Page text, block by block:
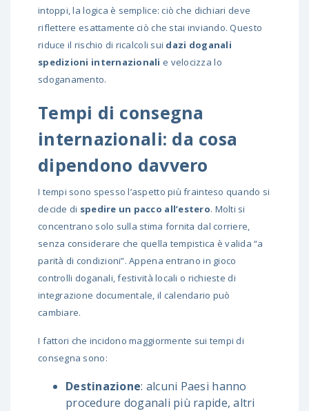
intoppi, la logica è semplice: ciò che dichiari deve
riflettere esattamente ciò che stai inviando. Questo
riduce il rischio di ricalcoli sui dazi doganali
spedizioni internazionali e velocizza lo
sdoganamento.
Tempi di consegna
internazionali: da cosa
dipendono davvero
I tempi sono spesso l’aspetto più frainteso quando si
decide di spedire un pacco all’estero. Molti si
concentrano solo sulla stima fornita dal corriere,
senza considerare che quella tempistica è valida “a
parità di condizioni”. Appena entrano in gioco
controlli doganali, festività locali o richieste di
integrazione documentale, il calendario può
cambiare.
I fattori che incidono maggiormente sui tempi di
consegna sono:
Destinazione: alcuni Paesi hanno
procedure doganali più rapide, altri